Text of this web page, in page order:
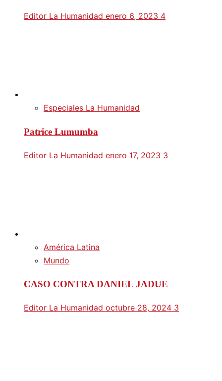
Editor La Humanidad enero 6, 2023 4
Especiales La Humanidad
Patrice Lumumba
Editor La Humanidad enero 17, 2023 3
América Latina
Mundo
CASO CONTRA DANIEL JADUE
Editor La Humanidad octubre 28, 2024 3